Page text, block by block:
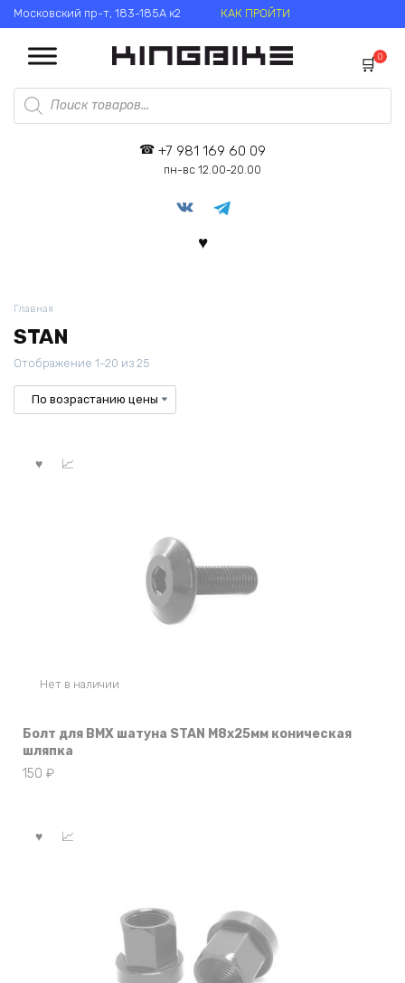
Перейти
к
содержанию
Московский пр-т, 183-185А к2 КАК ПРОЙТИ
Поиск
товаров
0
+7 981 169 60 09
пн-вс 12.00-20.00
Главная
STAN
Отображение 1–20 из 25
возрастанию
Нет в наличии
Болт для BMX шатуна STAN M8x25мм коническая
шляпка
150 ₽